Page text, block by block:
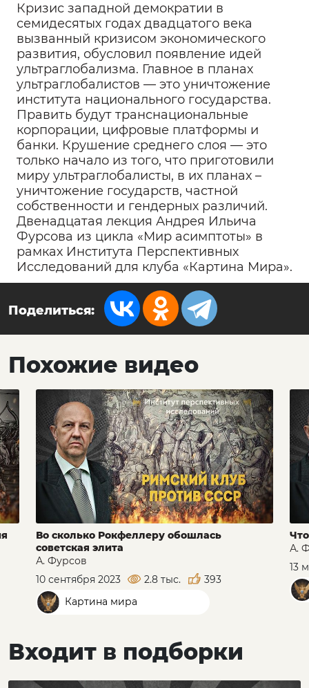
Кризис западной демократии в
семидесятых годах двадцатого века
вызванный кризисом экономического
развития, обусловил появление идей
ультраглобализма. Главное в планах
ультраглобалистов — это уничтожение
института национального государства.
Править будут транснациональные
корпорации, цифровые платформы и
банки. Крушение среднего слоя — это
только начало из того, что приготовили
миру ультраглобалисты, в их планах –
уничтожение государств, частной
собственности и гендерных различий.
Двенадцатая лекция Андрея Ильича
Фурсова из цикла «Мир асимптоты» в
рамках Института Перспективных
Исследований для клуба «Картина Мира».
Поделиться:
Похожие видео
Во сколько Рокфеллеру обошлась
советская элита
А. Фурсов
10 сентября 2023
2.8 тыс.
393
Картина мира
А.
13
Входит в подборки